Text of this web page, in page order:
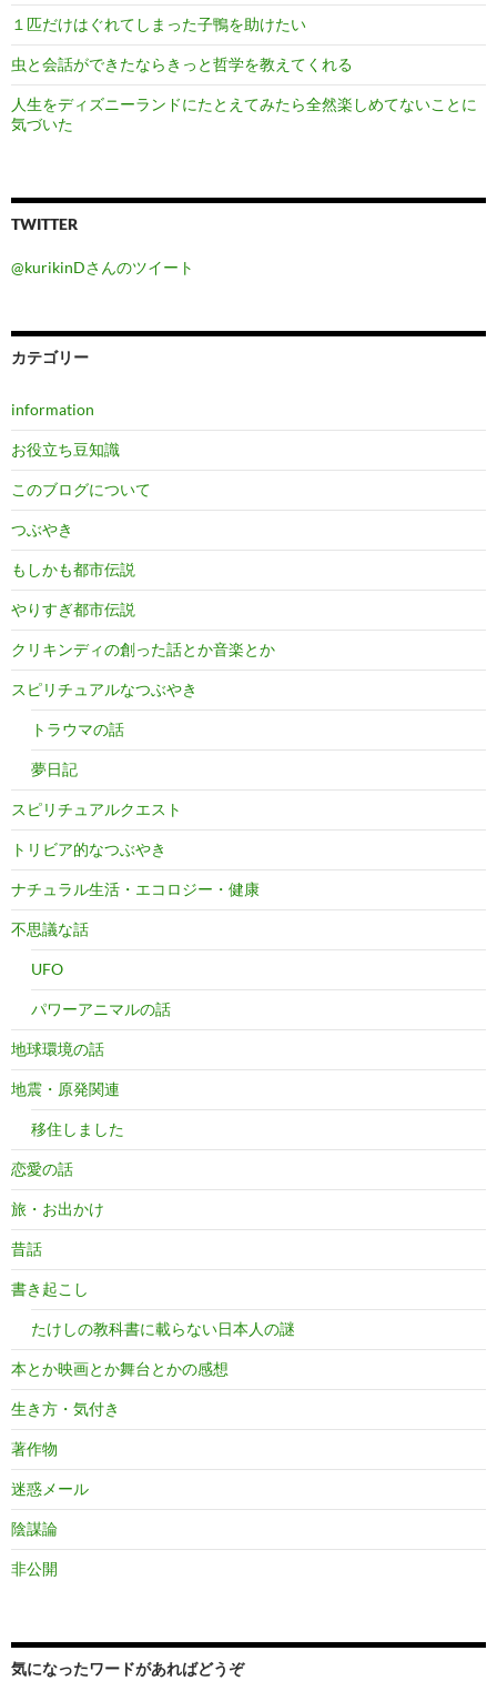
１匹だけはぐれてしまった子鴨を助けたい
虫と会話ができたならきっと哲学を教えてくれる
人生をディズニーランドにたとえてみたら全然楽しめてないことに
気づいた
TWITTER
@kurikinDさんのツイート
カテゴリー
information
お役立ち豆知識
このブログについて
つぶやき
もしかも都市伝説
やりすぎ都市伝説
クリキンディの創った話とか音楽とか
スピリチュアルなつぶやき
トラウマの話
夢日記
スピリチュアルクエスト
トリビア的なつぶやき
ナチュラル生活・エコロジー・健康
不思議な話
UFO
パワーアニマルの話
地球環境の話
地震・原発関連
移住しました
恋愛の話
旅・お出かけ
昔話
書き起こし
たけしの教科書に載らない日本人の謎
本とか映画とか舞台とかの感想
生き方・気付き
著作物
迷惑メール
陰謀論
非公開
気になったワードがあればどうぞ